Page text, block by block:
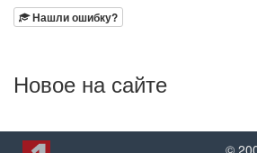
Нашли ошибку?
Новое на сайте
©